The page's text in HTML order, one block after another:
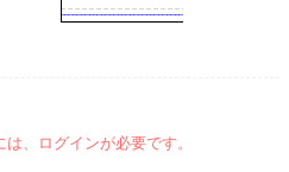
、ログインが必要です。